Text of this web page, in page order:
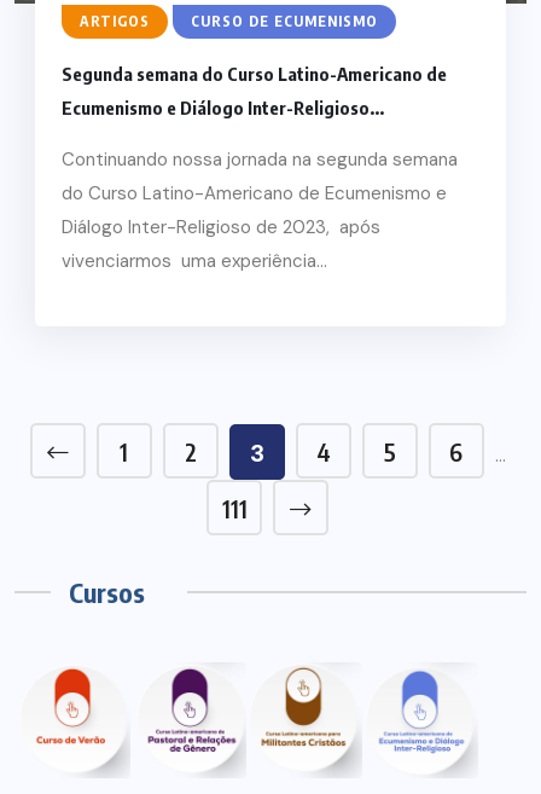
ARTIGOS CURSO DE ECUMENISMO
Segunda semana do Curso Latino-Americano de
Ecumenismo e Diálogo Inter-Religioso...
Continuando nossa jornada na segunda semana
do Curso Latino-Americano de Ecumenismo e
Diálogo Inter-Religioso de 2023, após
vivenciarmos uma experiência...
1 2 3 4 5 6 …
111
Cursos